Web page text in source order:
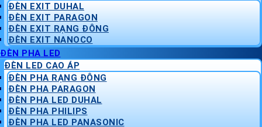
ĐÈN EXIT DUHAL
ĐÈN EXIT PARAGON
ĐÈN EXIT RẠNG ĐÔNG
ĐÈN EXIT NANOCO
ĐÈN PHA LED
ĐÈN LED CAO ÁP
ĐÈN PHA RẠNG ĐÔNG
ĐÈN PHA PARAGON
ĐÈN PHA LED DUHAL
ĐÈN PHA PHILIPS
ĐÈN PHA LED PANASONIC